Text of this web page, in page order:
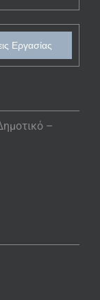
Εργασίας
–